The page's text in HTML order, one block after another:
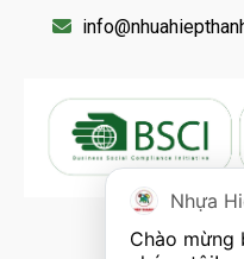
Nhựa
Chào mừng